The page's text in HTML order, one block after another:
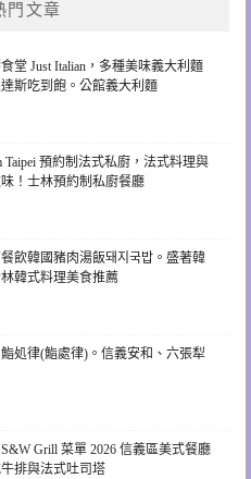
門文章
堂 Just Italian，多種美味義大利麵
斯吃到飽。公館義大利麵
Taipei 預約制法式私廚，法式料理與
！士林預約制私廚餐廳
飲韓國豬肉湯飯돼지국밥。盛著韓
韓式料理美食推薦
処律(鮨處律)。信義安和、六張犁
Grill 菜單 2026 信義區美式餐廳
排與法式吐司塔